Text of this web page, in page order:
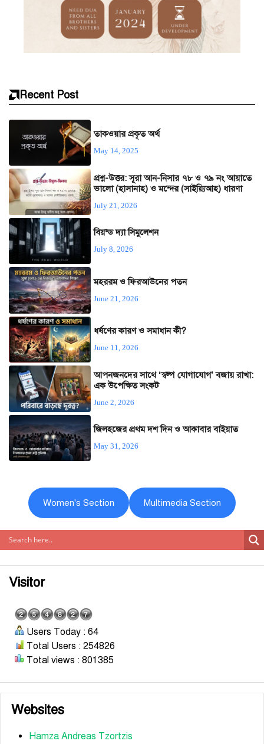
Recent Post
তাকওয়ার প্রকৃত অর্থ
May 14, 2025
প্রশ্ন-উত্তর: সূরা আন-নিসার ৭৮ ও ৭৯ নং আয়াতে
ভালো (হাসানাহ) ও মন্দের (সাইয়্যিআহ) ধারণা
July 21, 2026
বিয়ন্ড দ্যা সিমুলেশন
July 8, 2026
মহররম ও ফিরআউনের পতন
June 21, 2026
ধর্ষণের কারণ ও সমাধান কী?
June 11, 2026
আপনজনদের সাথে ‘স্বল্প যোগাযোগ’ বজায় রাখা:
এক উপেক্ষিত সংকট
June 2, 2026
জিলহজের প্রথম দশ দিন ও আকাবার বাইয়াত
May 31, 2026
Women's Section Multimedia Section
Visitor
Users Today : 64
Total Users : 254826
Total views : 801385
Websites
Hamza Andreas Tzortzis